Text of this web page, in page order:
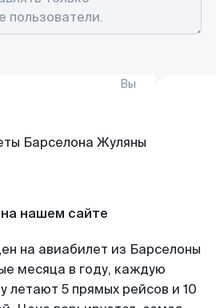
Вы
нашем сайте
на авиабилет из Барселоны
месяца в году, каждую
летают 5 прямых рейсов и 10